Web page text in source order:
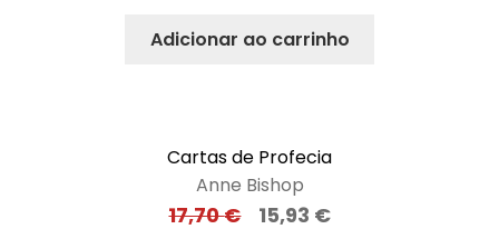
Adicionar ao carrinho
Cartas de Profecia
Anne Bishop
17,70€ 15,93 €